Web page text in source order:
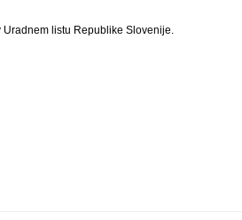
listu Republike Slovenije.